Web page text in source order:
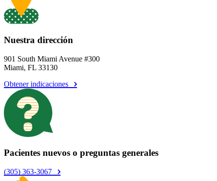
Nuestra dirección
901 South Miami Avenue #300
Miami, FL 33130
Obtener indicaciones
Pacientes nuevos o preguntas generales
(305) 363-3067